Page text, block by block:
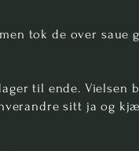
tok de over saue
til ende. Vielsen
sitt ja og